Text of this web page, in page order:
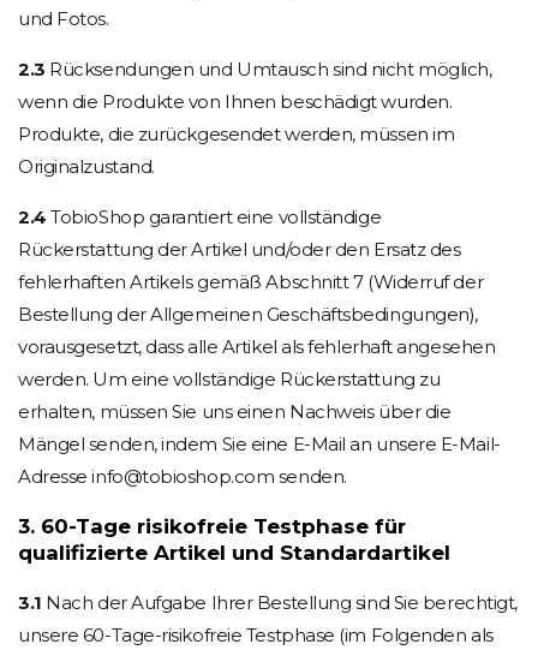
und Fotos.
2.3 Rücksendungen und Umtausch sind nicht möglich,
wenn die Produkte von Ihnen beschädigt wurden.
Produkte, die zurückgesendet werden, müssen im
Originalzustand.
2.4 TobioShop garantiert eine vollständige
Rückerstattung der Artikel und/oder den Ersatz des
fehlerhaften Artikels gemäß Abschnitt 7 (Widerruf der
Bestellung der Allgemeinen Geschäftsbedingungen),
vorausgesetzt, dass alle Artikel als fehlerhaft angesehen
werden. Um eine vollständige Rückerstattung zu
erhalten, müssen Sie uns einen Nachweis über die
Mängel senden, indem Sie eine E-Mail an unsere E-Mail-
Adresse info@tobioshop.com senden.
3. 60-Tage risikofreie Testphase für
qualifizierte Artikel und Standardartikel
3.1 Nach der Aufgabe Ihrer Bestellung sind Sie berechtigt,
unsere 60-Tage-risikofreie Testphase (im Folgenden als